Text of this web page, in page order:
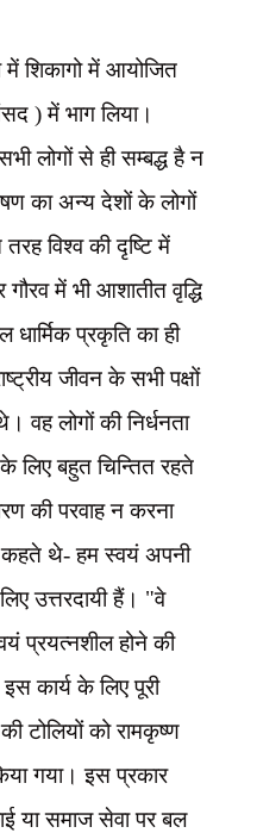
में शिकागो में आयोजित
) में भाग लिया।
लोगों से ही सम्बद्ध है न
का अन्य देशों के लोगों
विश्व की दृष्टि में
में भी आशातीत वृद्धि
प्रकृति का ही
जीवन के सभी पक्षों
लोगों की निर्धनता
लिए बहुत चिन्तित रहते
की परवाह न करना
थे- हम स्वयं अपनी
उत्तरदायी हैं। "वे
प्रयत्नशील होने की
कार्य के लिए पूरी
टोलियों को रामकृष्ण
गया। इस प्रकार
या समाज सेवा पर बल